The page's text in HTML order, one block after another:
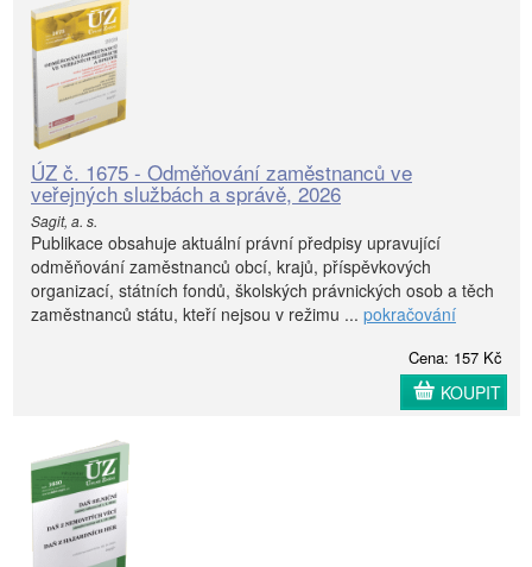
ÚZ č. 1675 - Odměňování zaměstnanců ve
veřejných službách a správě, 2026
Sagit, a. s.
Publikace obsahuje aktuální právní předpisy upravující
odměňování zaměstnanců obcí, krajů, příspěvkových
organizací, státních fondů, školských právnických osob a těch
zaměstnanců státu, kteří nejsou v režimu ... pokračování
Cena: 157 Kč
KOUPIT